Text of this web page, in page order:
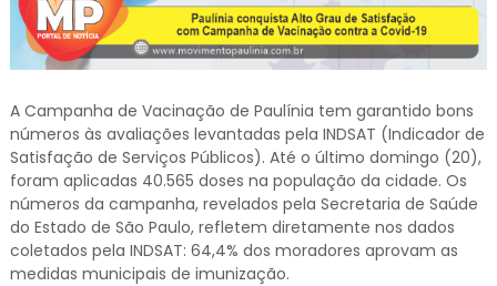
A Campanha de Vacinação de Paulínia tem garantido bons
números às avaliações levantadas pela INDSAT (Indicador de
Satisfação de Serviços Públicos). Até o último domingo (20),
foram aplicadas 40.565 doses na população da cidade. Os
números da campanha, revelados pela Secretaria de Saúde
do Estado de São Paulo, refletem diretamente nos dados
coletados pela INDSAT: 64,4% dos moradores aprovam as
medidas municipais de imunização.